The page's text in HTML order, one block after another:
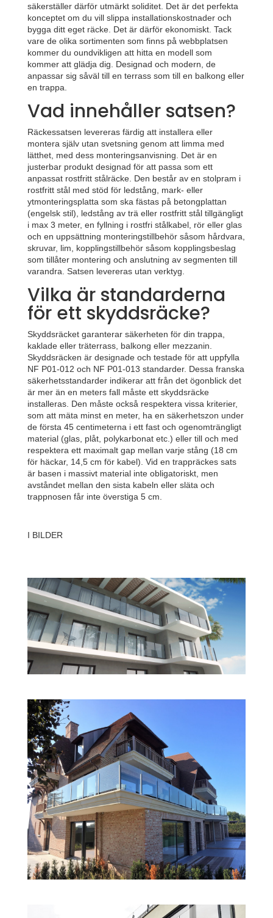
säkerställer därför utmärkt soliditet. Det är det perfekta
konceptet om du vill slippa installationskostnader och
bygga ditt eget räcke. Det är därför ekonomiskt. Tack
vare de olika sortimenten som finns på webbplatsen
kommer du oundvikligen att hitta en modell som
kommer att glädja dig. Designad och modern, de
anpassar sig såväl till en terrass som till en balkong eller
en trappa.
Vad innehåller satsen?
Räckessatsen levereras färdig att installera eller
montera själv utan svetsning genom att limma med
lätthet, med dess monteringsanvisning. Det är en
justerbar produkt designad för att passa som ett
anpassat rostfritt stålräcke. Den består av en stolpram i
rostfritt stål med stöd för ledstång, mark- eller
ytmonteringsplatta som ska fästas på betongplattan
(engelsk stil), ledstång av trä eller rostfritt stål tillgängligt
i max 3 meter, en fyllning i rostfri stålkabel, rör eller glas
och en uppsättning monteringstillbehör såsom hårdvara,
skruvar, lim, kopplingstillbehör såsom kopplingsbeslag
som tillåter montering och anslutning av segmenten till
varandra. Satsen levereras utan verktyg.
Vilka är standarderna
för ett skyddsräcke?
Skyddsräcket garanterar säkerheten för din trappa,
kaklade eller träterrass, balkong eller mezzanin.
Skyddsräcken är designade och testade för att uppfylla
NF P01-012 och NF P01-013 standarder. Dessa franska
säkerhetsstandarder indikerar att från det ögonblick det
är mer än en meters fall måste ett skyddsräcke
installeras. Den måste också respektera vissa kriterier,
som att mäta minst en meter, ha en säkerhetszon under
de första 45 centimeterna i ett fast och ogenomträngligt
material (glas, plåt, polykarbonat etc.) eller till och med
respektera ett maximalt gap mellan varje stång (18 cm
för häckar, 14,5 cm för kabel). Vid en trappräckes sats
är basen i massivt material inte obligatoriskt, men
avståndet mellan den sista kabeln eller släta och
trappnosen får inte överstiga 5 cm.
I BILDER